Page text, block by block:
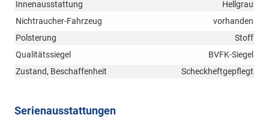
Innenausstattung
Hellgrau
Nichtraucher-Fahrzeug
vorhanden
Polsterung
Stoff
Qualitätssiegel
BVFK-Siegel
Zustand, Beschaffenheit
Scheckheftgepflegt
Serienausstattungen